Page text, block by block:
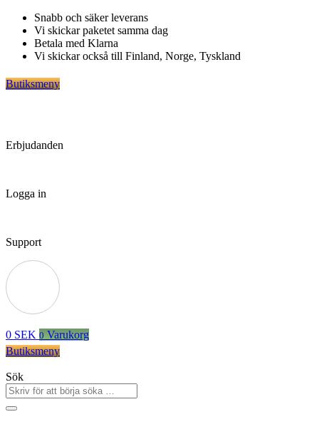
Hoppa
innehåll
Snabb och säker leverans
Vi skickar paketet samma dag
Betala med Klarna
Vi skickar också till Finland, Norge, Tyskland
Butiksmeny
Erbjudanden
Logga in
Support
0 SEK 0 Varukorg
Butiksmeny
Sök